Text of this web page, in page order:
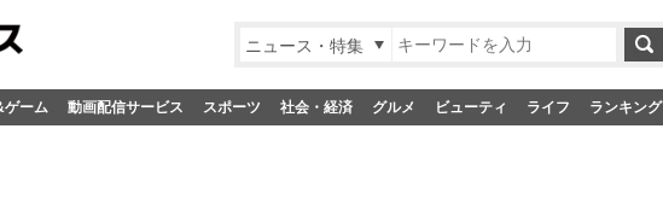
ニュース・特集
ゲーム 動画配信サービス スポーツ 社会・経済 グルメ ビューティ ライフ ランキング